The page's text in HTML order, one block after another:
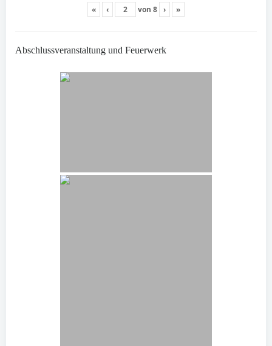
« ‹ von 8 › »
Abschlussveranstaltung und Feuerwerk